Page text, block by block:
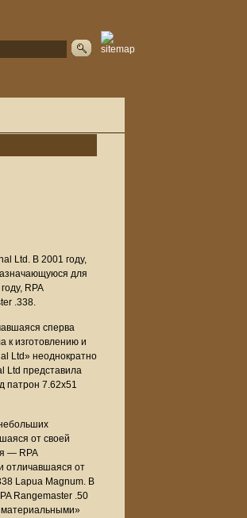
Ltd. В 2001 году,
для
RPA
.338.
сперва
к изготовлению и
Ltd» неоднократно
Ltd представила
патрон 7.62х51
от своей
— RPA
отличавшаяся от
Lapua Magnum. В
Rangemaster .50